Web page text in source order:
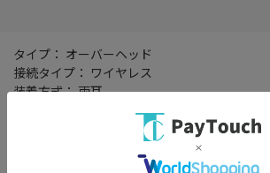
タイプ： オーバーヘッド
接続タイプ： ワイヤレス
装着方式： 両耳
構造： 密閉型(クローズド)
駆動方式： ダイナミック型
再生周波数帯域： 有線時 10Hz～28kHz/